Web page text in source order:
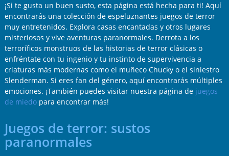
¡Si te gusta un buen susto, esta página está hecha para ti! Aquí
encontrarás una colección de espeluznantes juegos de terror
muy entretenidos. Explora casas encantadas y otros lugares
misteriosos y vive aventuras paranormales. Derrota a los
terroríficos monstruos de las historias de terror clásicas o
enfréntate con tu ingenio y tu instinto de supervivencia a
criaturas más modernas como el muñeco Chucky o el siniestro
Slenderman. Si eres fan del género, aquí encontrarás múltiples
emociones. ¡También puedes visitar nuestra página de juegos
de miedopara encontrar más!
Juegos de terror: sustos
paranormales